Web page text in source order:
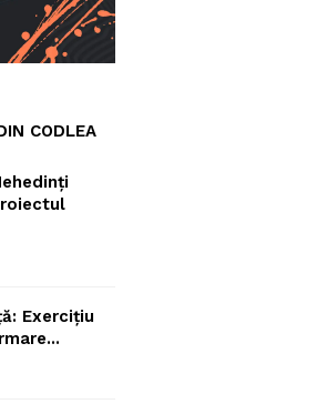
CODLEA
Exercițiu